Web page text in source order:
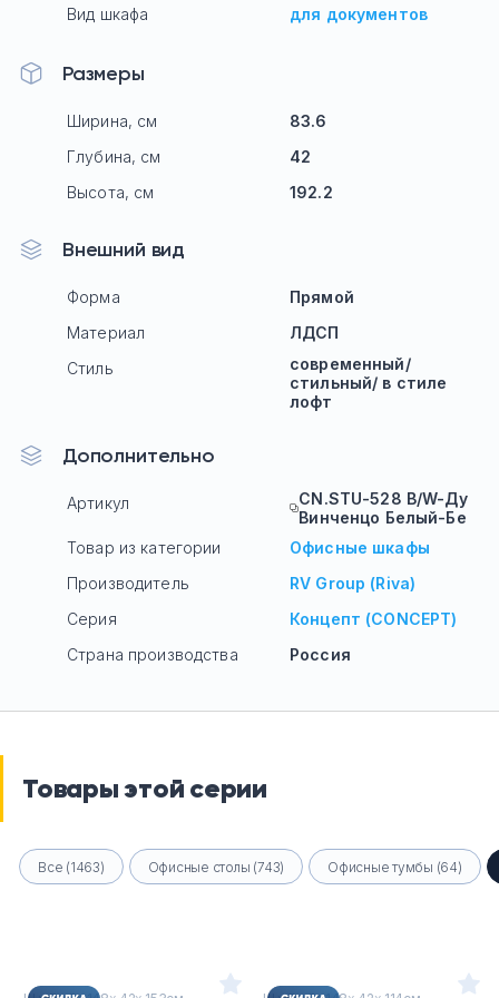
Вид шкафа для документов
Размеры
Ширина, см
83.6
Глубина, см
42
Высота, см
192.2
Внешний вид
Форма
Прямой
Материал
ЛДСП
Стиль
современный/
стильный/ в стиле
лофт
Дополнительно
Артикул
CN.STU-528 B/W-Ду
Винченцо Белый-Бе
Товар из категории
Офисные шкафы
Производитель
RV Group (Riva)
Серия
Концепт (CONCEPT)
Страна производства
Россия
Товары этой серии
Все (1463) Офисные столы (743) Офисные тумбы (64)